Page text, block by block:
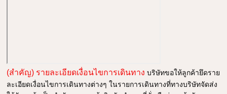
(สำคัญ) รายละเอียดเงื่อนไขการเดินทาง บริษัทขอให้ลูกค้ายึดราย
ละเอียดเงื่อนไขการเดินทางต่างๆ ในรายการเดินทางที่ทางบริษัทจัดส่ง